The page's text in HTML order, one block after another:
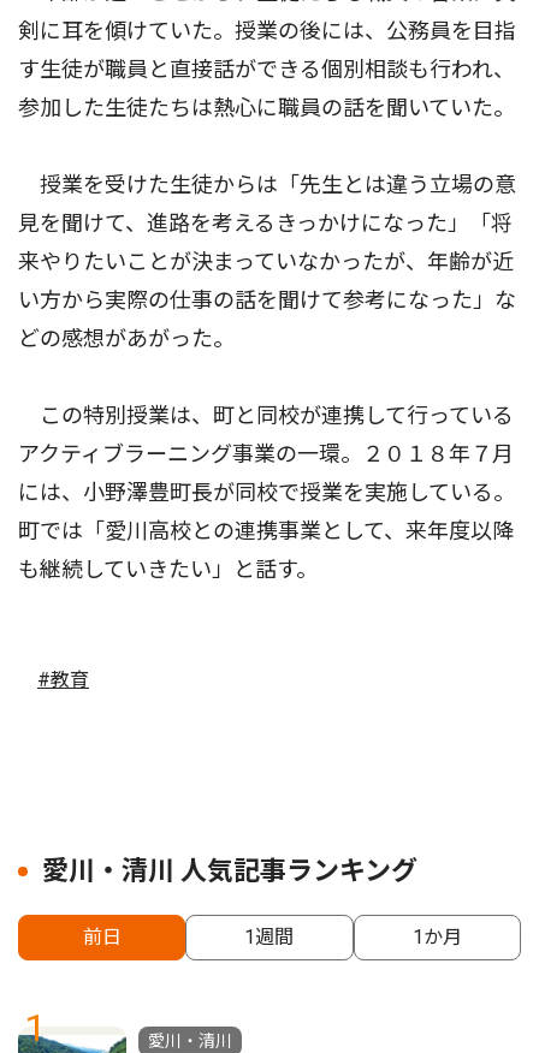
剣に耳を傾けていた。授業の後には、公務員を目指
す生徒が職員と直接話ができる個別相談も行われ、
参加した生徒たちは熱心に職員の話を聞いていた。
授業を受けた生徒からは「先生とは違う立場の意
見を聞けて、進路を考えるきっかけになった」「将
来やりたいことが決まっていなかったが、年齢が近
い方から実際の仕事の話を聞けて参考になった」な
どの感想があがった。
この特別授業は、町と同校が連携して行っている
アクティブラーニング事業の一環。２０１８年７月
には、小野澤豊町長が同校で授業を実施している。
町では「愛川高校との連携事業として、来年度以降
も継続していきたい」と話す。
#教育
愛川・清川 人気記事ランキング
前日 1週間 1か月
1
愛川・清川